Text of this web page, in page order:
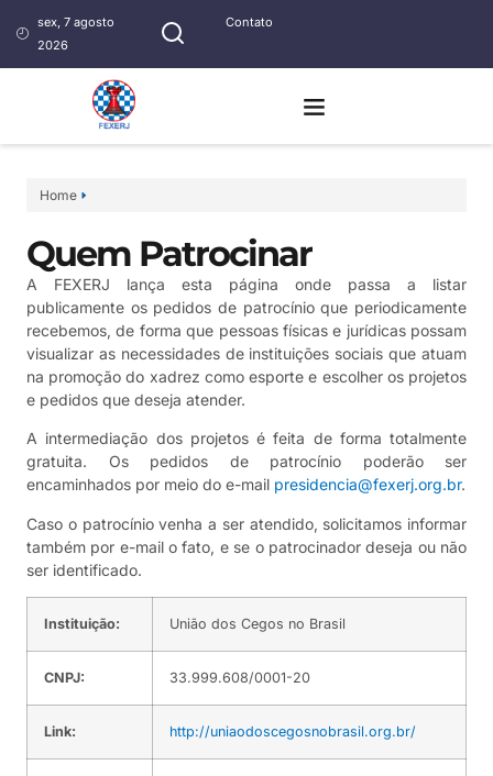
sex, 7 agosto
2026
Contato
Home
Quem Patrocinar
A FEXERJ lança esta página onde passa a listar
publicamente os pedidos de patrocínio que periodicamente
recebemos, de forma que pessoas físicas e jurídicas possam
visualizar as necessidades de instituições sociais que atuam
na promoção do xadrez como esporte e escolher os projetos
e pedidos que deseja atender.
A intermediação dos projetos é feita de forma totalmente
gratuita. Os pedidos de patrocínio poderão ser
encaminhados por meio do e-mail presidencia@fexerj.org.br.
Caso o patrocínio venha a ser atendido, solicitamos informar
também por e-mail o fato, e se o patrocinador deseja ou não
ser identificado.
Instituição: União dos Cegos no Brasil
CNPJ: 33.999.608/0001-20
Link: http://uniaodoscegosnobrasil.org.br/